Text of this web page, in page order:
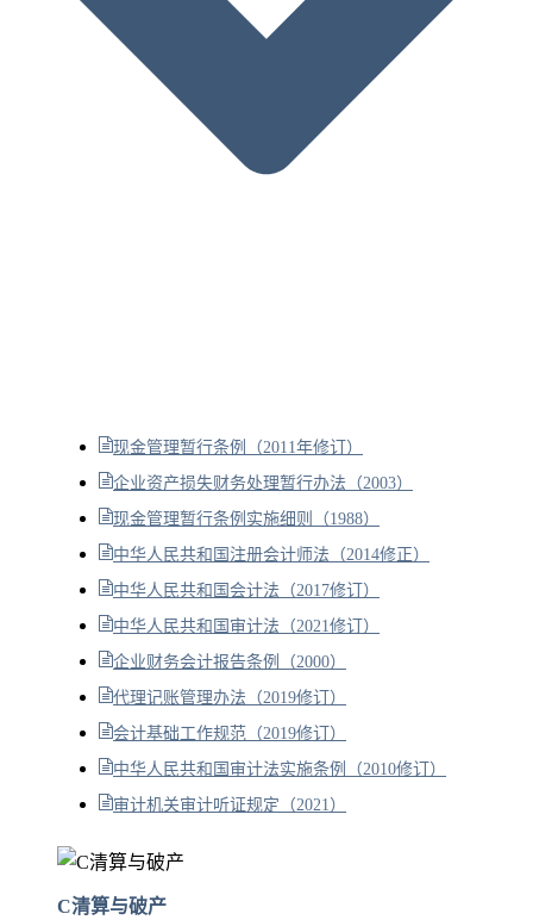
现金管理暂行条例（2011年修订）
企业资产损失财务处理暂行办法（2003）
现金管理暂行条例实施细则（1988）
中华人民共和国注册会计师法（2014修正）
中华人民共和国会计法（2017修订）
中华人民共和国审计法（2021修订）
企业财务会计报告条例（2000）
代理记账管理办法（2019修订）
会计基础工作规范（2019修订）
中华人民共和国审计法实施条例（2010修订）
审计机关审计听证规定（2021）
C清算与破产